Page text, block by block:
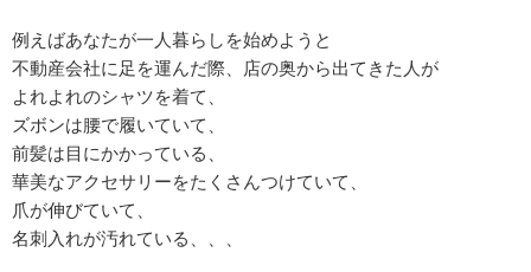
例えばあなたが一人暮らしを始めようと
不動産会社に足を運んだ際、店の奥から出てきた人が
よれよれのシャツを着て、
ズボンは腰で履いていて、
前髪は目にかかっている、
華美なアクセサリーをたくさんつけていて、
爪が伸びていて、
名刺入れが汚れている、、、